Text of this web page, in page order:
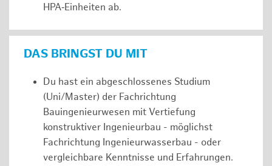
HPA‑Einheiten ab.
DAS BRINGST DU MIT
Du hast ein abgeschlossenes Studium
(Uni/Master) der Fachrichtung
Bauingenieurwesen mit Vertiefung
konstruktiver Ingenieurbau - möglichst
Fachrichtung Ingenieurwasserbau - oder
vergleichbare Kenntnisse und Erfahrungen.